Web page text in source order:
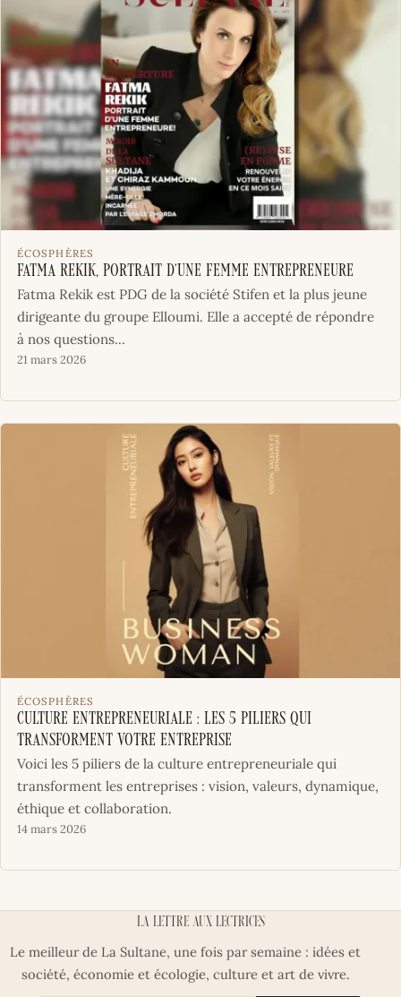
ÉCOSPHÈRES
Fatma Rekik, portrait d’une femme entrepreneure
Fatma Rekik est PDG de la société Stifen et la plus jeune
dirigeante du groupe Elloumi. Elle a accepté de répondre
à nos questions...
21 mars 2026
ÉCOSPHÈRES
Culture Entrepreneuriale : les 5 piliers qui
transforment votre entreprise
Voici les 5 piliers de la culture entrepreneuriale qui
transforment les entreprises : vision, valeurs, dynamique,
éthique et collaboration.
14 mars 2026
La lettre aux lectrices
Le meilleur de La Sultane, une fois par semaine : idées et
société, économie et écologie, culture et art de vivre.